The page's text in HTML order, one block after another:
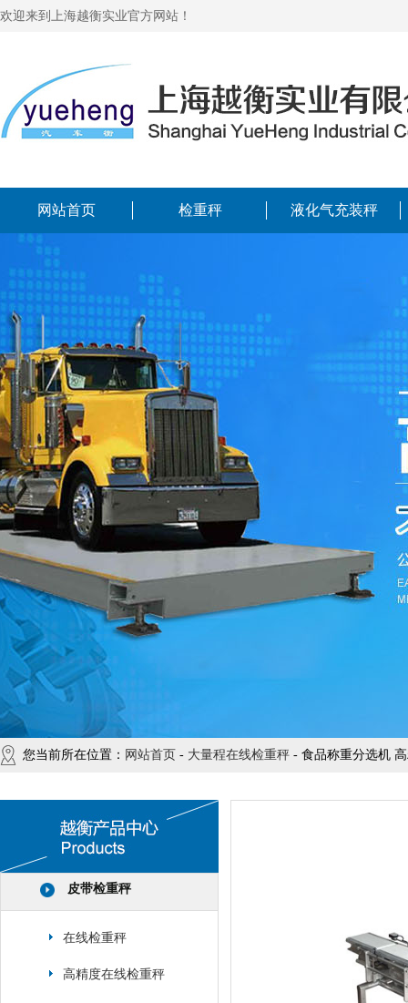
欢迎来到上海越衡实业官方网站！
网站首页 检重秤 液化气充装秤
您当前所在位置： 网站首页 - 大量程在线检重秤 - 食品称重分选机
皮带检重秤
在线检重秤
高精度在线检重秤